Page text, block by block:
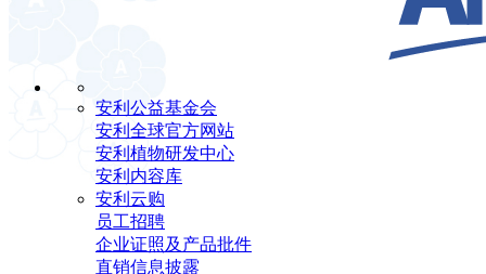
安利公益基金会
安利全球官方网站
安利植物研发中心
安利内容库
安利云购
员工招聘
企业证照及产品批件
直销信息披露